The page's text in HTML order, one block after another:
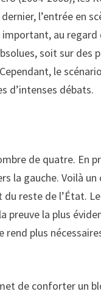
l’entrée en
au regard
soit sur des
le
d’intenses débats.
de quatre. En
la gauche. Voilà
reste de l’État.
preuve la plus
plus
de conforter un